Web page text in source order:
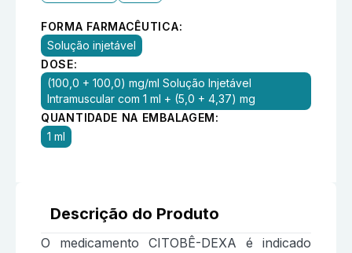
FORMA FARMACÊUTICA:
Solução injetável
DOSE:
(100,0 + 100,0) mg/ml Solução Injetável
Intramuscular com 1 ml + (5,0 + 4,37) mg
QUANTIDADE NA EMBALAGEM:
1 ml
Descrição do Produto
O medicamento CITOBÊ-DEXA é indicado